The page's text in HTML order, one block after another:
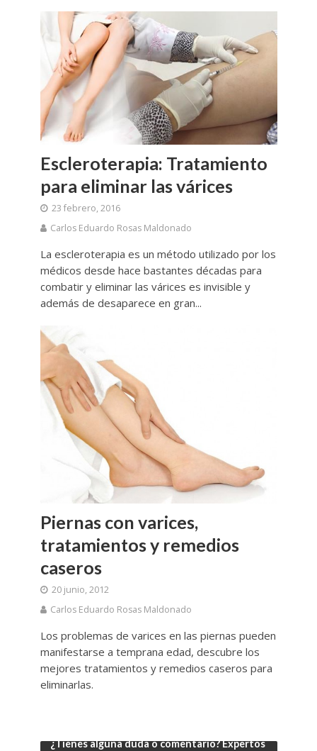
Escleroterapia: Tratamiento
para eliminar las várices
23 febrero, 2016
Carlos Eduardo Rosas Maldonado
La escleroterapia es un método utilizado por los
médicos desde hace bastantes décadas para
combatir y eliminar las várices es invisible y
además de desaparece en gran...
Piernas con varices,
tratamientos y remedios
caseros
20 junio, 2012
Carlos Eduardo Rosas Maldonado
Los problemas de varices en las piernas pueden
manifestarse a temprana edad, descubre los
mejores tratamientos y remedios caseros para
eliminarlas.
¿Tienes alguna duda o comentario? Expertos